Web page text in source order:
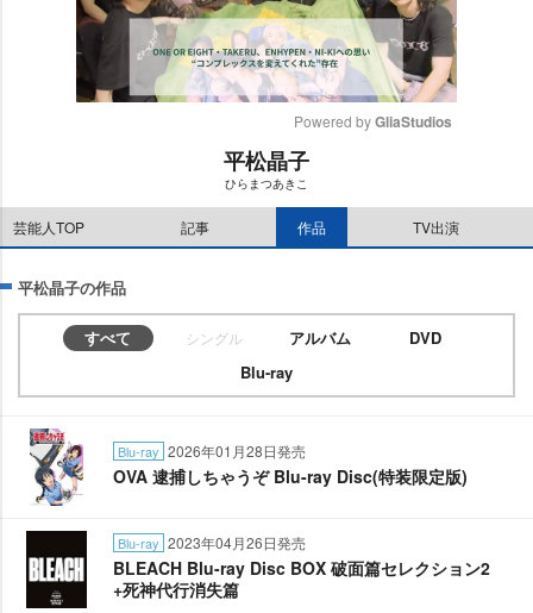
Powered by GliaStudios
平松晶子
ひらまつあきこ
芸能人TOP 記事 作品 TV出演
平松晶子の作品
すべて シングル アルバム
DVD
Blu-ray
Blu-ray 2026年01月28日発売
OVA 逮捕しちゃうぞ Blu-ray Disc(特装限定版)
Blu-ray 2023年04月26日発売
BLEACH Blu-ray Disc BOX 破面篇セレクション2
+死神代行消失篇